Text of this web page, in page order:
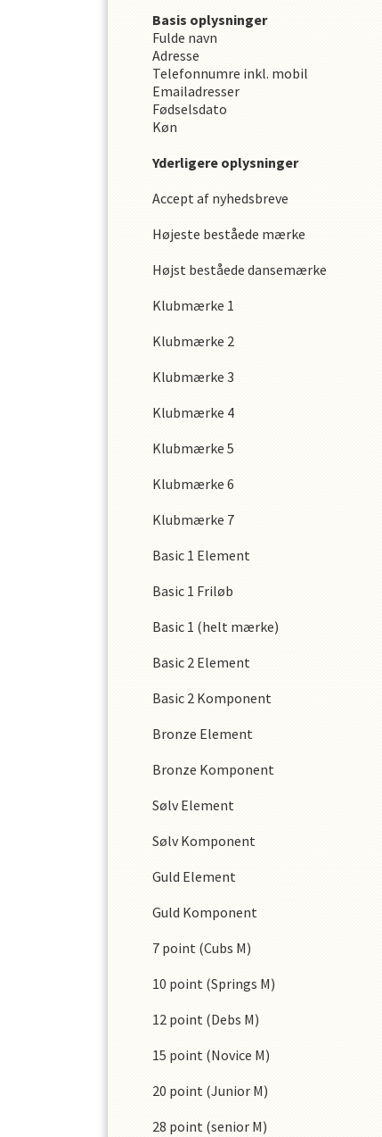
Basis oplysninger
Fulde navn
Adresse
Telefonnumre inkl. mobil
Emailadresser
Fødselsdato
Køn
Yderligere oplysninger
Accept af nyhedsbreve
Højeste beståede mærke
Højst beståede dansemærke
Klubmærke 1
Klubmærke 2
Klubmærke 3
Klubmærke 4
Klubmærke 5
Klubmærke 6
Klubmærke 7
Basic 1 Element
Basic 1 Friløb
Basic 1 (helt mærke)
Basic 2 Element
Basic 2 Komponent
Bronze Element
Bronze Komponent
Sølv Element
Sølv Komponent
Guld Element
Guld Komponent
7 point (Cubs M)
10 point (Springs M)
12 point (Debs M)
15 point (Novice M)
20 point (Junior M)
28 point (senior M)